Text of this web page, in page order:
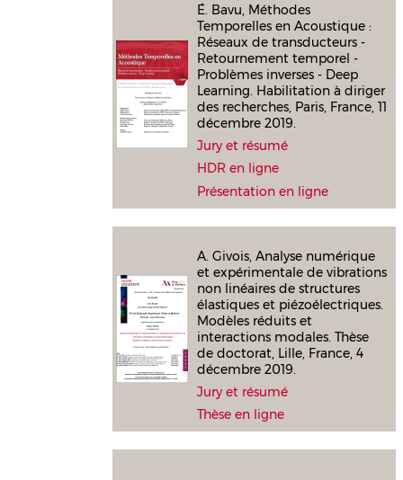
É. Bavu, Méthodes
Temporelles en Acoustique :
Réseaux de transducteurs -
Retournement temporel -
Problèmes inverses - Deep
Learning. Habilitation à diriger
des recherches, Paris, France, 11
décembre 2019.
Jury et résumé
HDR en ligne
Présentation en ligne
A. Givois, Analyse numérique
et expérimentale de vibrations
non linéaires de structures
élastiques et piézoélectriques.
Modèles réduits et
interactions modales. Thèse
de doctorat, Lille, France, 4
décembre 2019.
Jury et résumé
Thèse en ligne